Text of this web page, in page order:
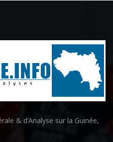
& d’Analyse sur la Guinée,